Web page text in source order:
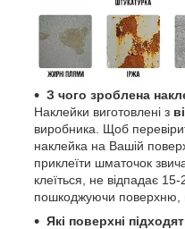
З чого зроблена
Наклейки виготовлені з
виробника. Щоб
наклейка на Вашій
приклеїти шматочок
клеїться, не відпадає
пошкоджуючи поверхню,
Які поверхні